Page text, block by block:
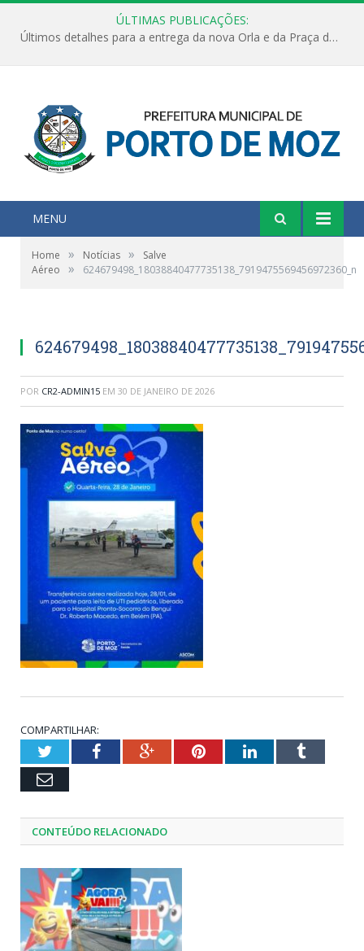
ÚLTIMAS PUBLICAÇÕES:
Últimos detalhes para a entrega da nova Orla e da Praça do Praião
MENU
Home » Notícias »
Salve
Aéreo
» 624679498_18038840477735138_7919475569456972360_n
POR CR2-ADMIN15 EM 30 DE JANEIRO DE 2026
COMPARTILHAR:
TwitterFacebookGoogle+PinterestLinkedInTumblr
Email
CONTEÚDO RELACIONADO